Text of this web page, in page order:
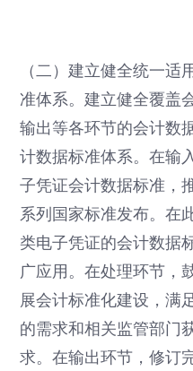
（二）建立健全统一
准体系。建立健全覆盖
输出等各环节的会计数
计数据标准体系。在输
子凭证会计数据标准，
系列国家标准发布。在
类电子凭证的会计数据
广应用。在处理环节，
展会计标准化建设，满
的需求和相关监管部门
求。在输出环节，修订